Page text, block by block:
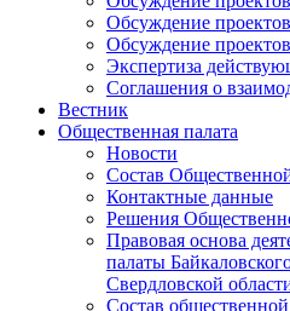
Обсуждение
Обсуждение
Экспертиза
Соглашения о
Вестник
Общественная палата
Новости
Состав
Контактные данные
Решения
Правовая основа
палаты
Свердловской
Состав